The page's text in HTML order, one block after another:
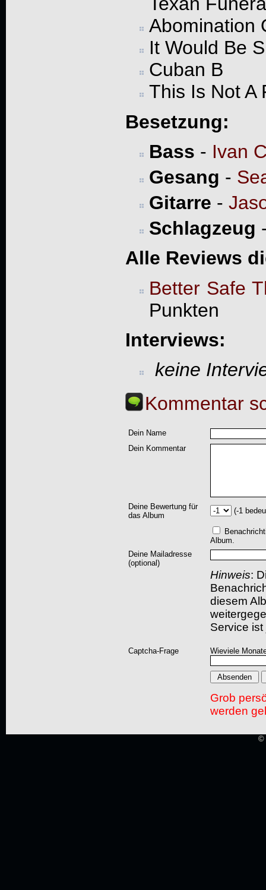
Abomination
It Would Be
Cuban B
This Is Not A
Besetzung:
Bass - Ivan
Gesang -
Gitarre -
Schlagzeug
Alle Reviews
Better Safe
Punkten
Interviews:
keine
Kommentar
Dein Name
Dein Kommentar
Deine Bewertung für
das Album
(-1
Album.
Deine Mailadresse
(optional)
Hinweis:
diesem
Service
Captcha-Frage Wieviele
Grob
werden
©